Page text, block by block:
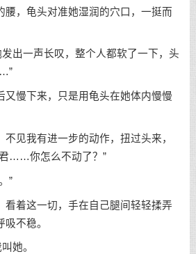
腰，龟头对准她湿润的穴口，一挺而
声长叹，整个人都软了一下，头
慢下来，只是用龟头在她体内慢慢
见我有进一步的动作，扭过头来，
……你怎么不动了？”
”
着这一切，手在自己腿间轻轻揉弄
不稳。
她。